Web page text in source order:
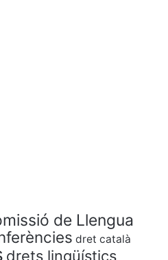
de Llengua
dret català
drets lingüístics